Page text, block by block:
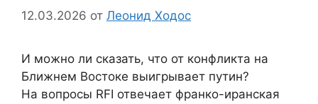
12.03.2026 от Леонид Ходос
И можно ли сказать, что от конфликта на
Ближнем Востоке выигрывает путин?
На вопросы RFI отвечает франко-иранская